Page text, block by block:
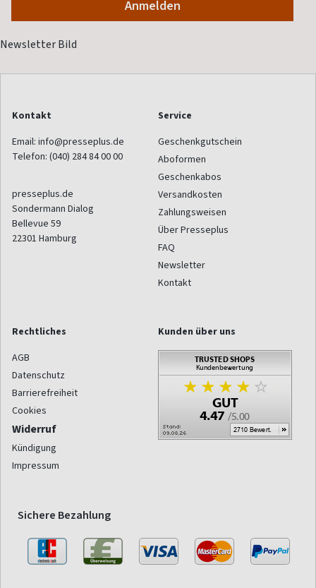
Kontakt
Email: info@presseplus.de
Telefon: (040) 284 84 00 00
presseplus.de
Sondermann Dialog
Bellevue 59
22301 Hamburg
Service
Geschenkgutschein
Aboformen
Geschenkabos
Versandkosten
Zahlungsweisen
Über Presseplus
FAQ
Newsletter
Kontakt
Rechtliches
AGB
Datenschutz
Barrierefreiheit
Cookies
Widerruf
Kündigung
Impressum
Kunden über uns
Sichere Bezahlung